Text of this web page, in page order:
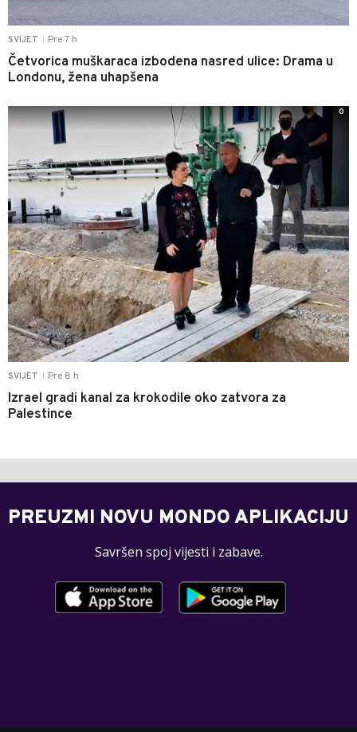
SVIJET Pre 7 h
Četvorica muškaraca izbodena nasred ulice: Drama u
Londonu, žena uhapšena
SVIJET Pre 8 h
Izrael gradi kanal za krokodile oko zatvora za
Palestince
0
PREUZMI NOVU MONDO APLIKACIJU
Savršen spoj vijesti i zabave.